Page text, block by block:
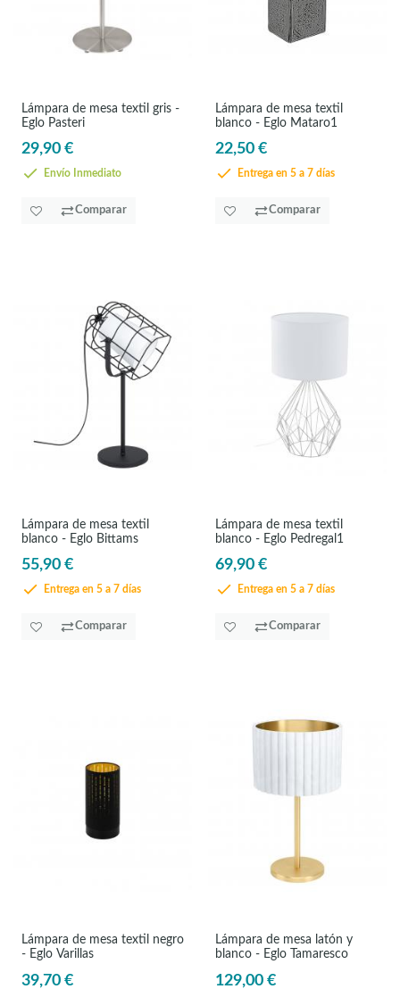
Lámpara de mesa textil gris -
Eglo Pasteri
29,90 €
Envío Inmediato
Comparar
Lámpara de mesa textil
blanco - Eglo Mataro1
22,50 €
Entrega en 5 a 7 días
Comparar
Lámpara de mesa textil
blanco - Eglo Bittams
55,90 €
Entrega en 5 a 7 días
Comparar
Lámpara de mesa textil
blanco - Eglo Pedregal1
69,90 €
Entrega en 5 a 7 días
Comparar
Lámpara de mesa textil negro
- Eglo Varillas
39,70 €
Lámpara de mesa latón y
blanco - Eglo Tamaresco
129,00 €